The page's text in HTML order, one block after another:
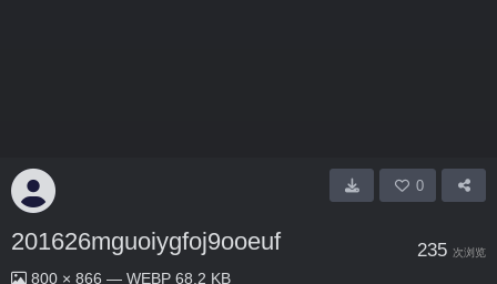
0
201626mguoiygfoj9ooeuf 235 次浏览
800 × 866 — WEBP 68.2 KB